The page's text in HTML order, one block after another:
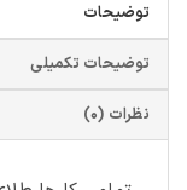
توضیحات
توضیحات تکمیلی
نظرات (0)